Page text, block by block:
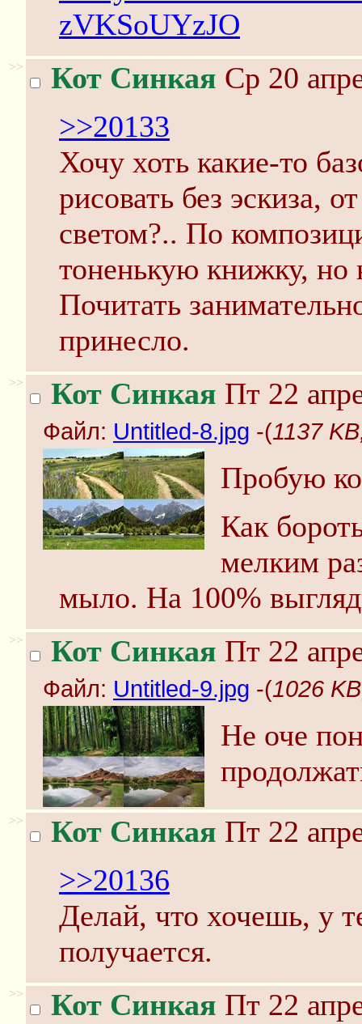
zVKSoUYzJO
>> Кот Синкая Ср 20
>>20133
Хочу хоть какие-то
рисовать без эскиза,
светом?.. По
тоненькую книжку, но
Почитать
принесло.
>> Кот Синкая Пт 22
Файл: Untitled-8.jpg -(1137
Пробую
Как
мелким
мыло. На 100%
>> Кот Синкая Пт 22
Файл: Untitled-9.jpg -(1026
Не оче
>> Кот Синкая Пт 22
>>20136
Делай, что хочешь, у
получается.
>> Кот Синкая Пт 22